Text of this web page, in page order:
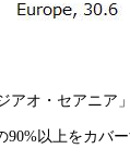
アオ・セアニ
以上をカバ